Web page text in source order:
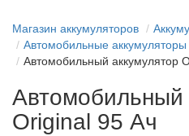
Магазин аккумуляторов
Автомобильные
Автомобильный аккумулятор
Автомобильный
Original 95 Ач